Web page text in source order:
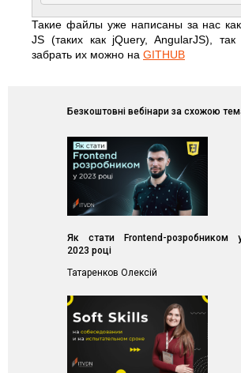
Такие файлы уже написаны за нас
JS (таких как jQuery, AngularJS),
забрать их можно на GITHUB
Безкоштовні вебінари за схожою
Як стати Frontend-розробником
2023 році
Татаренков Олексій